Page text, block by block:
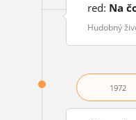
red: Na
Hudobný
1972